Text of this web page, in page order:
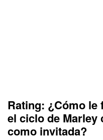
Rating: ¿Cómo le
el ciclo de Marley
como invitada?